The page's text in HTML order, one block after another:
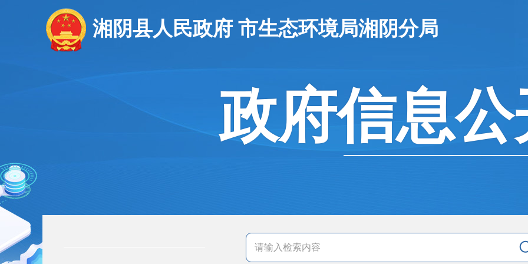
湘阴县人民政府 市生态环境局湘阴分局
政府信息公